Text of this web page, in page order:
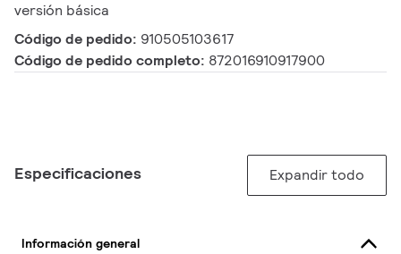
versión básica
Código de pedido: 910505103617
Código de pedido completo: 872016910917900
Especificaciones Expandir todo
Información general